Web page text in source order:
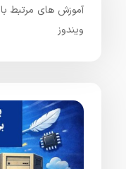
آموزش های مرتبط
ویندوز